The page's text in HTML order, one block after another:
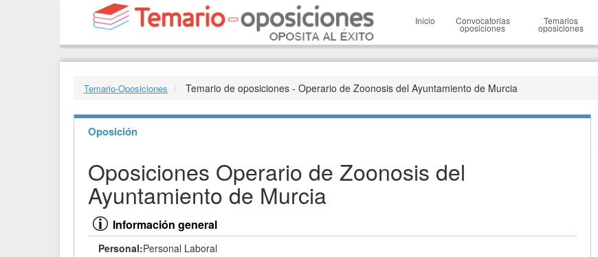
Inicio Convocatorias
oposiciones
Temarios
oposiciones
Temario-Oposiciones Temario de oposiciones - Operario de Zoonosis del Ayuntamiento de Murcia
Oposición
Oposiciones Operario de Zoonosis del
Ayuntamiento de Murcia
Información general
Personal:Personal Laboral